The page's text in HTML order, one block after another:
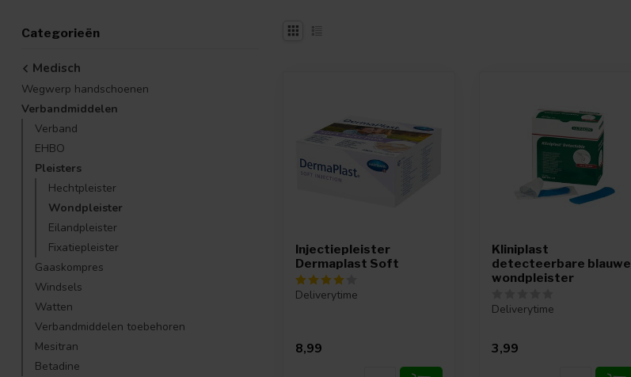
Categorieën
Medisch
Wegwerp handschoenen
Verbandmiddelen
Verband
EHBO
Pleisters
Hechtpleister
Wondpleister
Eilandpleister
Fixatiepleister
Gaaskompres
Windsels
Watten
Verbandmiddelen toebehoren
Mesitran
Betadine
Injectiepleister
Dermaplast Soft
Deliverytime
8,99
Kliniplast
detecteerbare blauwe
wondpleister
Deliverytime
3,99